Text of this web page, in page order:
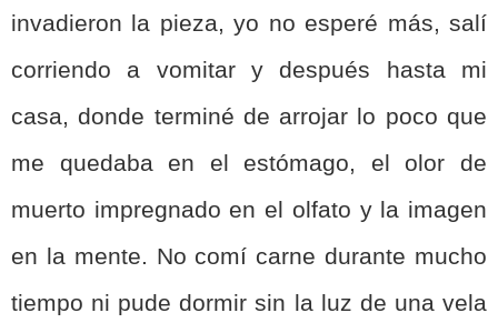
invadieron la pieza, yo no esperé más, salí
corriendo a vomitar y después hasta mi
casa, donde terminé de arrojar lo poco que
me quedaba en el estómago, el olor de
muerto impregnado en el olfato y la imagen
en la mente. No comí carne durante mucho
tiempo ni pude dormir sin la luz de una vela